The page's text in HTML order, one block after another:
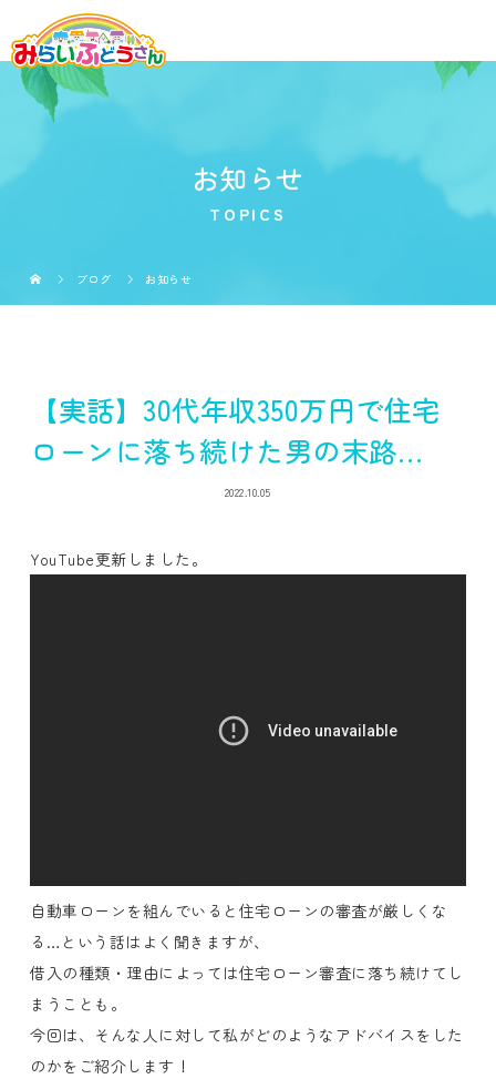
お知らせ
TOPICS
ブログ お知らせ
【実話】30代年収350万円で住宅
ローンに落ち続けた男の末路…
2022.10.05
YouTube更新しました。
自動車ローンを組んでいると住宅ローンの審査が厳しくな
る…という話はよく聞きますが、
借入の種類・理由によっては住宅ローン審査に落ち続けてし
まうことも。
今回は、そんな人に対して私がどのようなアドバイスをした
のかをご紹介します！